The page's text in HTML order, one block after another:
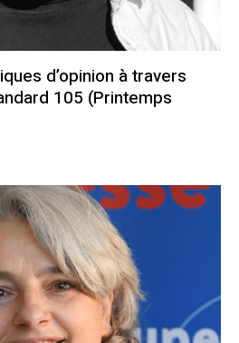
d’opinion à travers
105 (Printemps